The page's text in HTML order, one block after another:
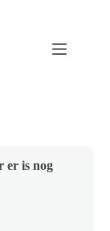
er is nog